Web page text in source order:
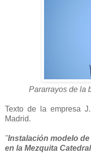
Pararrayos de la
Texto de la empresa
Madrid.
"Instalación modelo
en la Mezquita